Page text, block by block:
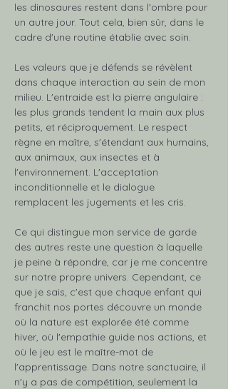
les dinosaures restent dans l'ombre pour
un autre jour. Tout cela, bien sûr, dans le
cadre d'une routine établie avec soin.
Les valeurs que je défends se révèlent
dans chaque interaction au sein de mon
milieu. L'entraide est la pierre angulaire :
les plus grands tendent la main aux plus
petits, et réciproquement. Le respect
règne en maître, s'étendant aux humains,
aux animaux, aux insectes et à
l'environnement. L'acceptation
inconditionnelle et le dialogue
remplacent les jugements et les cris.
Ce qui distingue mon service de garde
des autres reste une question à laquelle
je peine à répondre, car je me concentre
sur notre propre univers. Cependant, ce
que je sais, c'est que chaque enfant qui
franchit nos portes découvre un monde
où la nature est explorée été comme
hiver, où l'empathie guide nos actions, et
où le jeu est le maître-mot de
l'apprentissage. Dans notre sanctuaire, il
n'y a pas de compétition, seulement la